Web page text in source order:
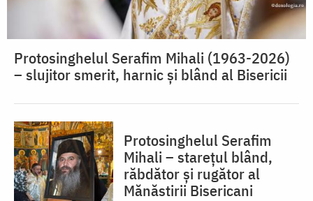
Protosinghelul Serafim Mihali (1963-2026)
– slujitor smerit, harnic și blând al Bisericii
Protosinghelul Serafim
Mihali – starețul blând,
răbdător și rugător al
Mănăstirii Bisericani